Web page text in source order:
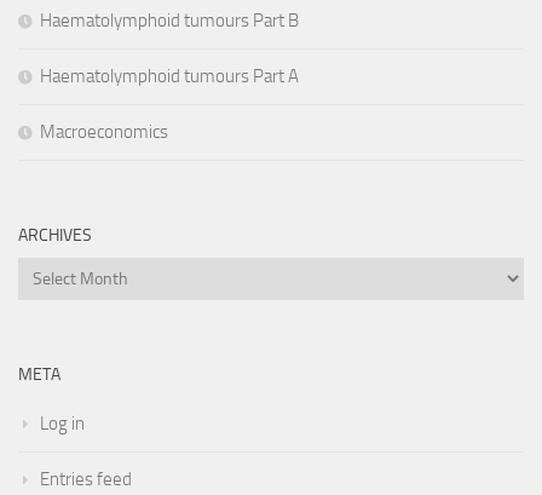
Haematolymphoid tumours Part B
Haematolymphoid tumours Part A
Macroeconomics
ARCHIVES
Archives
META
Log in
Entries feed